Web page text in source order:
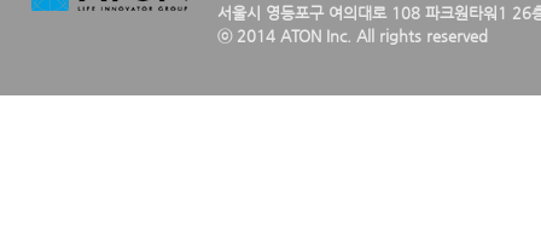
서울시 영등포구 여의대로 108 파크원타워1 26
ⓒ 2014 ATON Inc. All rights reserved